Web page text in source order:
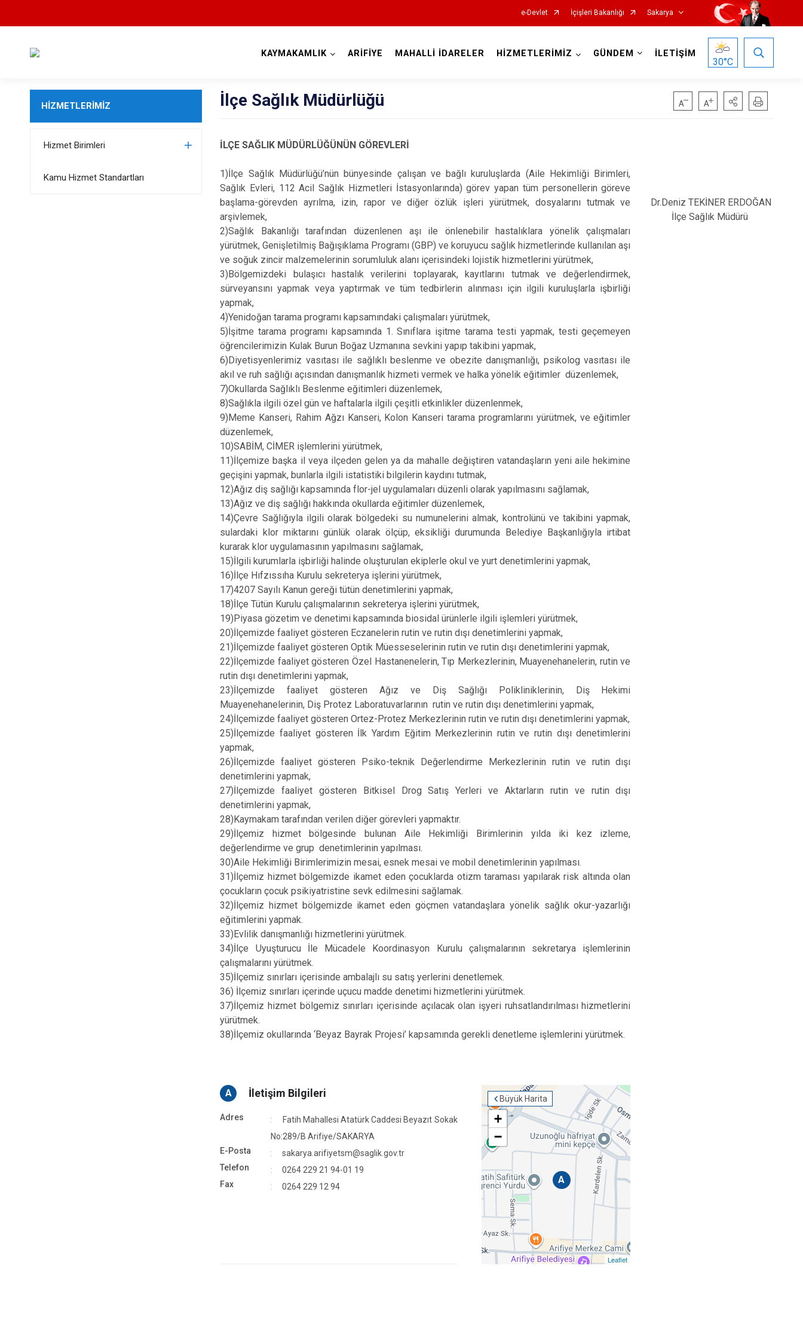
e-Devlet İçişleri Bakanlığı Sakarya
Akyazı
Ferizli
Hendek
Karapürçek
Karasu
Kocaali
Pamukova
Sapanca
Arifiye
KAYMAKAMLIK ARİFİYE MAHALLİ İDARELER HİZMETLERİMİZ GÜNDEM İLETİŞİM
30°C
HİZMETLERİMİZ
Hizmet Birimleri
Kamu Hizmet Standartları
İlçe Sağlık Müdürlüğü
İLÇE SAĞLIK MÜDÜRLÜĞÜNÜN GÖREVLERİ
1)İlçe Sağlık Müdürlüğü’nün bünyesinde çalışan ve bağlı kuruluşlarda (Aile Hekimliği Birimleri,
Sağlık Evleri, 112 Acil Sağlık Hizmetleri İstasyonlarında) görev yapan tüm personellerin göreve
başlama-görevden ayrılma, izin, rapor ve diğer özlük işleri yürütmek, dosyalarını tutmak ve
arşivlemek,
2)Sağlık Bakanlığı tarafından düzenlenen aşı ile önlenebilir hastalıklara yönelik çalışmaları
yürütmek, Genişletilmiş Bağışıklama Programı (GBP) ve koruyucu sağlık hizmetlerinde kullanılan aşı
ve soğuk zincir malzemelerinin sorumluluk alanı içerisindeki lojistik hizmetlerini yürütmek,
3)Bölgemizdeki bulaşıcı hastalık verilerini toplayarak, kayıtlarını tutmak ve değerlendirmek,
sürveyansını yapmak veya yaptırmak ve tüm tedbirlerin alınması için ilgili kuruluşlarla işbirliği
yapmak,
4)Yenidoğan tarama programı kapsamındaki çalışmaları yürütmek,
5)İşitme tarama programı kapsamında 1. Sınıflara işitme tarama testi yapmak, testi geçemeyen
öğrencilerimizin Kulak Burun Boğaz Uzmanına sevkini yapıp takibini yapmak,
6)Diyetisyenlerimiz vasıtası ile sağlıklı beslenme ve obezite danışmanlığı, psikolog vasıtası ile
akıl ve ruh sağlığı açısından danışmanlık hizmeti vermek ve halka yönelik eğitimler düzenlemek,
7)Okullarda Sağlıklı Beslenme eğitimleri düzenlemek,
8)Sağlıkla ilgili özel gün ve haftalarla ilgili çeşitli etkinlikler düzenlenmek,
9)Meme Kanseri, Rahim Ağzı Kanseri, Kolon Kanseri tarama programlarını yürütmek, ve eğitimler
düzenlemek,
10)SABİM, CİMER işlemlerini yürütmek,
11)İlçemize başka il veya ilçeden gelen ya da mahalle değiştiren vatandaşların yeni aile hekimine
geçişini yapmak, bunlarla ilgili istatistiki bilgilerin kaydını tutmak,
12)Ağız diş sağlığı kapsamında flor-jel uygulamaları düzenli olarak yapılmasını sağlamak,
13)Ağız ve diş sağlığı hakkında okullarda eğitimler düzenlemek,
14)Çevre Sağlığıyla ilgili olarak bölgedeki su numunelerini almak, kontrolünü ve takibini yapmak,
sulardaki klor miktarını günlük olarak ölçüp, eksikliği durumunda Belediye Başkanlığıyla irtibat
kurarak klor uygulamasının yapılmasını sağlamak,
15)İlgili kurumlarla işbirliği halinde oluşturulan ekiplerle okul ve yurt denetimlerini yapmak,
16)İlçe Hıfzıssıha Kurulu sekreterya işlerini yürütmek,
17)4207 Sayılı Kanun gereği tütün denetimlerini yapmak,
18)İlçe Tütün Kurulu çalışmalarının sekreterya işlerini yürütmek,
19)Piyasa gözetim ve denetimi kapsamında biosidal ürünlerle ilgili işlemleri yürütmek,
20)İlçemizde faaliyet gösteren Eczanelerin rutin ve rutin dışı denetimlerini yapmak,
21)İlçemizde faaliyet gösteren Optik Müesseselerinin rutin ve rutin dışı denetimlerini yapmak,
22)İlçemizde faaliyet gösteren Özel Hastanenelerin, Tıp Merkezlerinin, Muayenehanelerin, rutin ve
rutin dışı denetimlerini yapmak,
23)İlçemizde faaliyet gösteren Ağız ve Diş Sağlığı Polikliniklerinin, Diş Hekimi
Muayenehanelerinin, Diş Protez Laboratuvarlarının rutin ve rutin dışı denetimlerini yapmak,
24)İlçemizde faaliyet gösteren Ortez-Protez Merkezlerinin rutin ve rutin dışı denetimlerini yapmak,
25)İlçemizde faaliyet gösteren İlk Yardım Eğitim Merkezlerinin rutin ve rutin dışı denetimlerini
yapmak,
26)İlçemizde faaliyet gösteren Psiko-teknik Değerlendirme Merkezlerinin rutin ve rutin dışı
denetimlerini yapmak,
27)İlçemizde faaliyet gösteren Bitkisel Drog Satış Yerleri ve Aktarların rutin ve rutin dışı
denetimlerini yapmak,
28)Kaymakam tarafından verilen diğer görevleri yapmaktır.
29)İlçemiz hizmet bölgesinde bulunan Aile Hekimliği Birimlerinin yılda iki kez izleme,
değerlendirme ve grup denetimlerinin yapılması.
30)Aile Hekimliği Birimlerimizin mesai, esnek mesai ve mobil denetimlerinin yapılması.
31)İlçemiz hizmet bölgemizde ikamet eden çocuklarda otizm taraması yapılarak risk altında olan
çocukların çocuk psikiyatristine sevk edilmesini sağlamak.
32)İlçemiz hizmet bölgemizde ikamet eden göçmen vatandaşlara yönelik sağlık okur-yazarlığı
eğitimlerini yapmak.
33)Evlilik danışmanlığı hizmetlerini yürütmek.
34)İlçe Uyuşturucu İle Mücadele Koordinasyon Kurulu çalışmalarının sekretarya işlemlerinin
çalışmalarını yürütmek.
35)İlçemiz sınırları içerisinde ambalajlı su satış yerlerini denetlemek.
36) İlçemiz sınırları içerinde uçucu madde denetimi hizmetlerini yürütmek.
37)İlçemiz hizmet bölgemiz sınırları içerisinde açılacak olan işyeri ruhsatlandırılması hizmetlerini
yürütmek.
38)İlçemiz okullarında ‘Beyaz Bayrak Projesi’ kapsamında gerekli denetleme işlemlerini yürütmek.
Büyük Harita
A
+
−
Leaflet
A İletişim Bilgileri
Adres
Fatih Mahallesi Atatürk Caddesi Beyazıt Sokak
No:289/B Arifiye/SAKARYA
E-Posta
sakarya.arifiyetsm@saglik.gov.tr
Telefon
0264 229 21 94-01 19
Fax
0264 229 12 94
Dr.Deniz TEKİNER ERDOĞAN
İlçe Sağlık Müdürü